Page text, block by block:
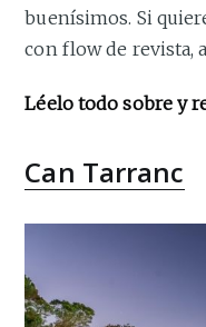
buenísimos. Si
con flow de revista,
Léelo todo sobre y
Can Tarranc